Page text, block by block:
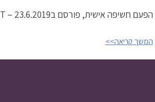
הפעם חשיפה אישית, פורסם בYNET – 23.6.2019
המשך קריאה>>